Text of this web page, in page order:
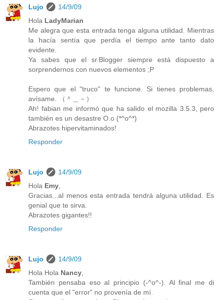
Lujo
14/9/09
Hola LadyMarian
Me alegra que esta entrada tenga alguna utilidad. Mientras
la hacía sentía que perdía el tiempo ante tanto dato
evidente.
Ya sabes que el sr.Blogger siempre está dispuesto a
sorprendernos con nuevos elementos ;P
Espero que el "truco" te funcione. Si tienes problemas,
avísame. （＾＿－）
Ah! fabian me informó que ha salido el mozilla 3.5.3, pero
también es un desastre O.o (*^o^*)
Abrazotes hipervitaminados!
Responder
Lujo
14/9/09
Hola Emy
Gracias...al menos esta entrada tendrá alguna utilidad. Es
genial que te sirva.
Abrazotes gigantes!!
Responder
Lujo
14/9/09
Hola Hola Nancy
También pensaba eso al principio (-^o^-). Al final me di
cuenta que el "error" no provenía de mí.